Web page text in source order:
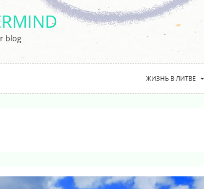
blog
ЖИЗНЬ В ЛИТВЕ